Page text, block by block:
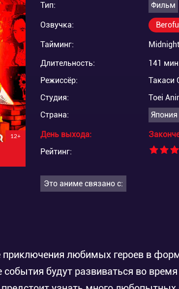
12+
Тип: Фильм
Озвучка: Berofu
Тайминг:
Midnight
Длительность:
141
Режиссёр:
Такаси
Студия:
Toei
Страна:
Япония
День выхода:
Рейтинг:
Это аниме связано с:
приключения любимых героев в
будут развиваться во